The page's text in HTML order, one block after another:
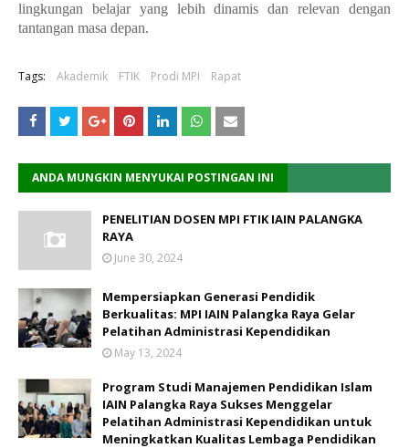
lingkungan belajar yang lebih dinamis dan relevan dengan
tantangan masa depan.
Tags: Akademik FTIK Prodi MPI Rapat
ANDA MUNGKIN MENYUKAI POSTINGAN INI
PENELITIAN DOSEN MPI FTIK IAIN PALANGKA
RAYA
June 30, 2024
Mempersiapkan Generasi Pendidik
Berkualitas: MPI IAIN Palangka Raya Gelar
Pelatihan Administrasi Kependidikan
May 13, 2024
Program Studi Manajemen Pendidikan Islam
IAIN Palangka Raya Sukses Menggelar
Pelatihan Administrasi Kependidikan untuk
Meningkatkan Kualitas Lembaga Pendidikan